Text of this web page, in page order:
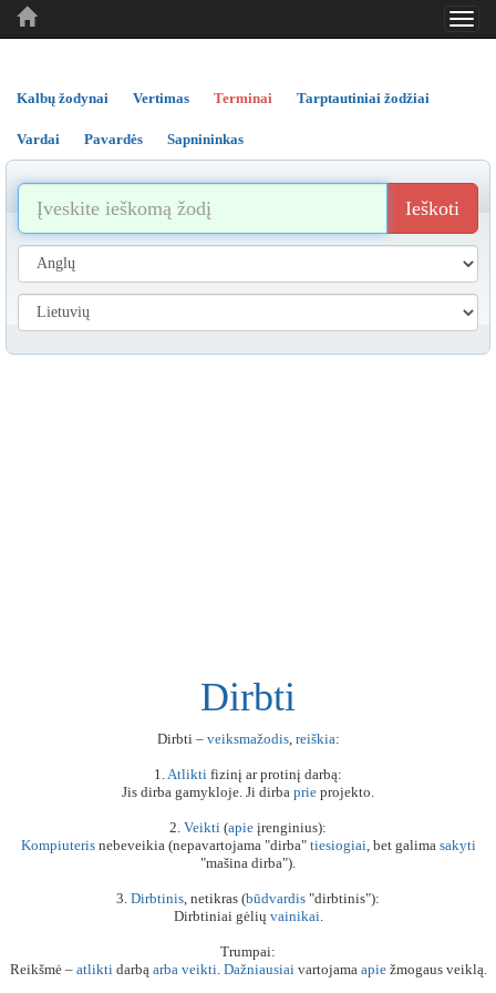
..
..
Kalbų žodynai Vertimas Terminai Tarptautiniai žodžiai
Vardai Pavardės Sapnininkas
Ieškoti
Dirbti
Dirbti – veiksmažodis, reiškia:
1.Atlikti fizinį ar protinį darbą:
Jis dirba gamykloje. Ji dirba prie projekto.
2. Veikti (apie įrenginius):
Kompiuterisnebeveikia (nepavartojama "dirba" tiesiogiai, bet galima sakyti
"mašina dirba").
3. Dirbtinis, netikras (būdvardis "dirbtinis"):
Dirbtiniai gėlių vainikai.
Trumpai:
Reikšmė – atliktidarbą arba veikti. Dažniausiaivartojama apiežmogaus veiklą.